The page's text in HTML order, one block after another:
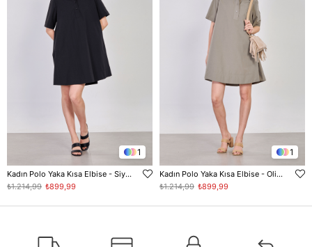
1
Kadın Polo Yaka Kısa Elbise - Siyah
₺899,99
₺1.214,99
1
Kadın Polo Yaka Kısa Elbise - Olive
₺899,99
₺1.214,99